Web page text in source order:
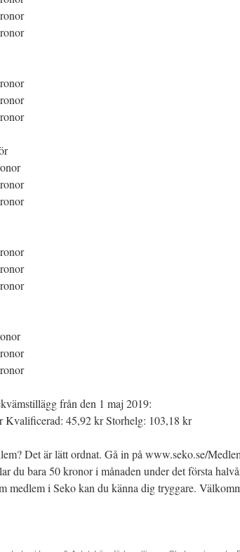
från den 1 maj 2019:
Kvalificerad: 45,92 kr Storhelg: 103,18 kr
Det är lätt ordnat. Gå in på www.seko.se/
du bara 50 kronor i månaden under det första
medlem i Seko kan du känna dig tryggare.